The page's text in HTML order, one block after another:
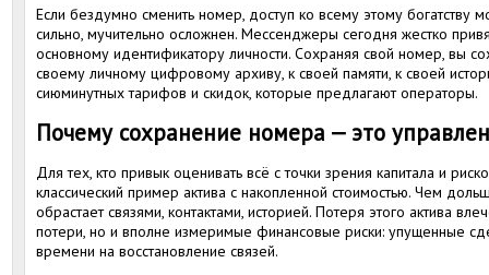
Если бездумно сменить номер, доступ ко всему этому богатству
сильно, мучительно осложнен. Мессенджеры сегодня жестко
основному идентификатору личности. Сохраняя свой номер, вы
своему личному цифровому архиву, к своей памяти, к своей
сиюминутных тарифов и скидок, которые предлагают операторы.
Почему сохранение номера — это
Для тех, кто привык оценивать всё с точки зрения капитала и
классический пример актива с накопленной стоимостью. Чем
обрастает связями, контактами, историей. Потеря этого актива
потери, но и вполне измеримые финансовые риски: упущенные
времени на восстановление связей.